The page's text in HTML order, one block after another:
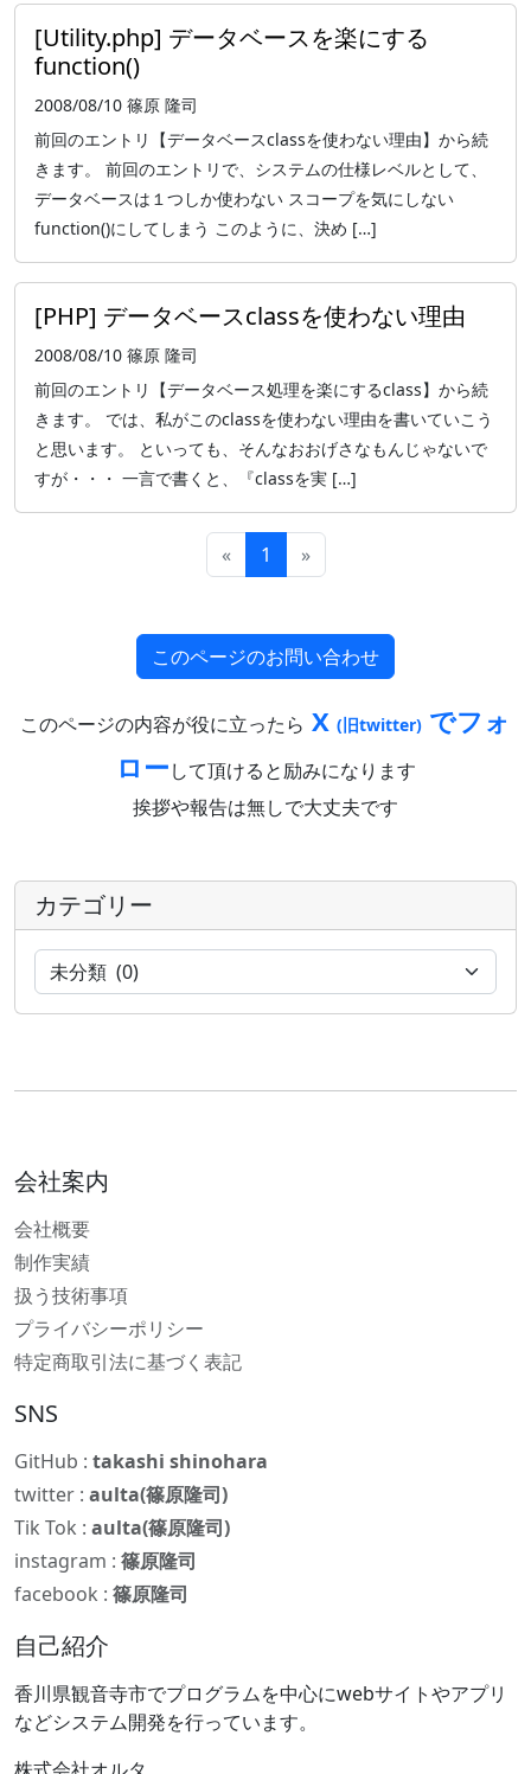
[Utility.php] データベースを楽にする
function()
2008/08/10 篠原 隆司
前回のエントリ【データベースclassを使わない理由】から続
きます。 前回のエントリで、システムの仕様レベルとして、
データベースは１つしか使わない スコープを気にしない
function()にしてしまう このように、決め […]
[PHP] データベースclassを使わない理由
2008/08/10 篠原 隆司
前回のエントリ【データベース処理を楽にするclass】から続
きます。 では、私がこのclassを使わない理由を書いていこう
と思います。 といっても、そんなおおげさなもんじゃないで
すが・・・ 一言で書くと、『classを実 […]
« 1 »
このページのお問い合わせ
このページの内容が役に立ったら X (旧twitter) でフォ
ローして頂けると励みになります
挨拶や報告は無しで大丈夫です
カテゴリー
会社案内
会社概要
制作実績
扱う技術事項
プライバシーポリシー
特定商取引法に基づく表記
SNS
GitHub : takashi shinohara
twitter : aulta(篠原隆司)
Tik Tok : aulta(篠原隆司)
instagram : 篠原隆司
facebook : 篠原隆司
自己紹介
香川県観音寺市でプログラムを中心にwebサイトやアプリ
などシステム開発を行っています。